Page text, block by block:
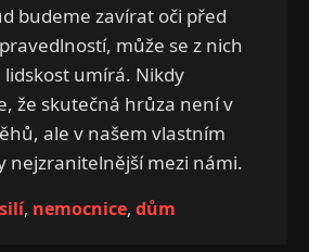
budeme zavírat oči před
může se z nich
umírá. Nikdy
že skutečná hrůza není v
ale v našem vlastním
nejzranitelnější mezi námi.
, nemocnice, dům